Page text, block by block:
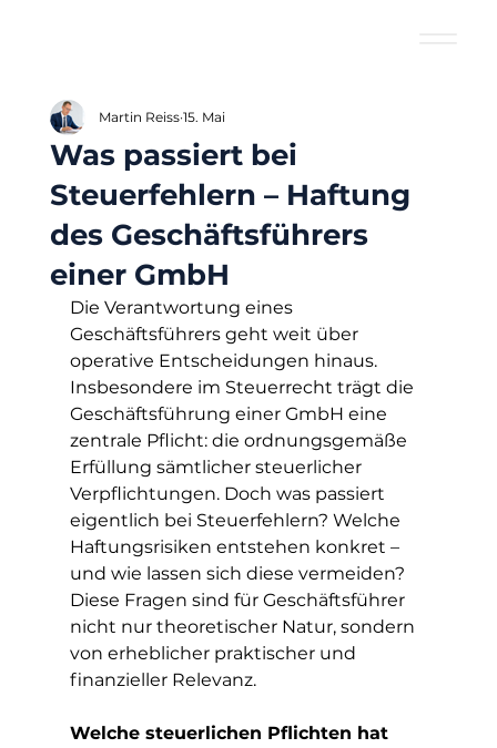
Was passiert bei
Steuerfehlern – Haftung
des Geschäftsführers
einer GmbH
Martin Reiss 15. Mai
Die Verantwortung eines
Geschäftsführers geht weit über
operative Entscheidungen hinaus.
Insbesondere im Steuerrecht trägt die
Geschäftsführung einer GmbH eine
zentrale Pflicht: die ordnungsgemäße
Erfüllung sämtlicher steuerlicher
Verpflichtungen. Doch was passiert
eigentlich bei Steuerfehlern? Welche
Haftungsrisiken entstehen konkret –
und wie lassen sich diese vermeiden?
Diese Fragen sind für Geschäftsführer
nicht nur theoretischer Natur, sondern
von erheblicher praktischer und
finanzieller Relevanz.
Welche steuerlichen Pflichten hat